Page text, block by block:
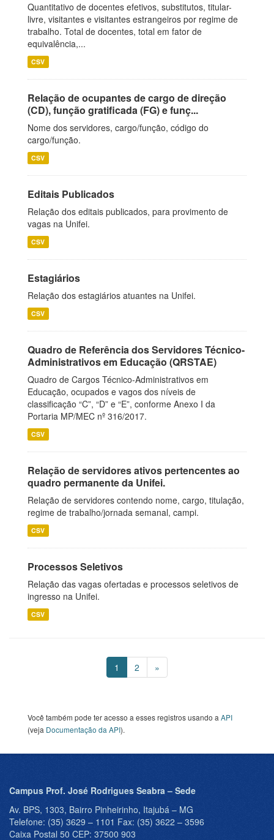
Quantitativo de docentes efetivos, substitutos, titular-
livre, visitantes e visitantes estrangeiros por regime de
trabalho. Total de docentes, total em fator de
equivalência,...
CSV
Relação de ocupantes de cargo de direção
(CD), função gratificada (FG) e funç...
Nome dos servidores, cargo/função, código do
cargo/função.
CSV
Editais Publicados
Relação dos editais publicados, para provimento de
vagas na Unifei.
CSV
Estagiários
Relação dos estagiários atuantes na Unifei.
CSV
Quadro de Referência dos Servidores Técnico-
Administrativos em Educação (QRSTAE)
Quadro de Cargos Técnico-Administrativos em
Educação, ocupados e vagos dos níveis de
classificação “C”, “D” e “E”, conforme Anexo I da
Portaria MP/MEC nº 316/2017.
CSV
Relação de servidores ativos pertencentes ao
quadro permanente da Unifei.
Relação de servidores contendo nome, cargo, titulação,
regime de trabalho/jornada semanal, campi.
CSV
Processos Seletivos
Relação das vagas ofertadas e processos seletivos de
ingresso na Unifei.
CSV
1 2 »
Você também pode ter acesso a esses registros usando a API
(veja Documentação da API).
Campus Prof. José Rodrigues Seabra – Sede
Av. BPS, 1303, Bairro Pinheirinho, Itajubá – MG
Telefone: (35) 3629 – 1101 Fax: (35) 3622 – 3596
Caixa Postal 50 CEP: 37500 903